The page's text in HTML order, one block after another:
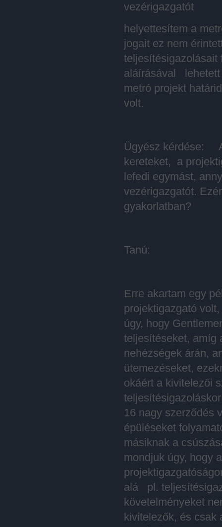
vezérigazgatót
helyettesítem a
jogait ez nem
aláírásával
metró projekt
volt.
Ügyész kérdése:
kereteket, a
lefedi egymást,
vezérigazgatót.
gyakorlatban?
Tanú:
Erre akartam egy
projektigazgató
úgy, hogy
teljesítéseket, amíg
nehézségek árán,
ütemezéseket,
okáért a kivitelezői
16 nagy szerződés
épüléseket
másiknak a
mondjuk úgy, hogy
alá pl.
követelményeket
kivitelezők, és csak